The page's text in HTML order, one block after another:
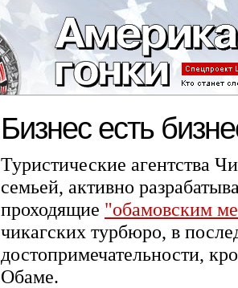
Бизнес есть
Туристические агентства
семьей, активно
проходящие "обамовским
чикагских турбюро, в
достопримечательности,
Обаме.